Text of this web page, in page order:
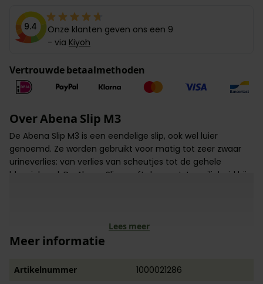
9.4
Onze klanten geven ons een 9
- via Kiyoh
Vertrouwde betaalmethoden
Over Abena Slip M3
De Abena Slip M3 is een eendelige slip, ook wel luier
genoemd. Ze worden gebruikt voor matig tot zeer zwaar
urineverlies: van verlies van scheutjes tot de gehele
blaasinhoud. De Abena Slip geeft de grootste veiligheid bij
van scheutjes tot de gehele blaasinhoud.
Lees meer
Meer informatie
Artikelnummer
1000021286